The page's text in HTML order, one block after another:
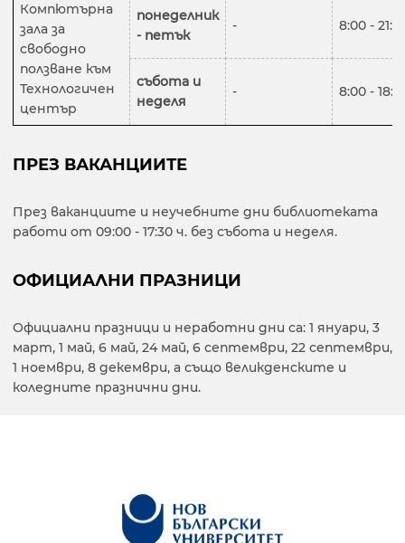
Компютърна
зала за
свободно
ползване към
Технологичен
център
понеделник
- петък
- 8:00 -
събота и
неделя
- 8:00 -
ПРЕЗ ВАКАНЦИИТЕ
През ваканциите и неучебните дни библиотеката
работи от 09:00 - 17:30 ч. без събота и неделя.
ОФИЦИАЛНИ ПРАЗНИЦИ
Официални празници и неработни дни са: 1 януари, 3
март, 1 май, 6 май, 24 май, 6 септември, 22 септември,
1 ноември, 8 декември, а също великденските и
коледните празнични дни.